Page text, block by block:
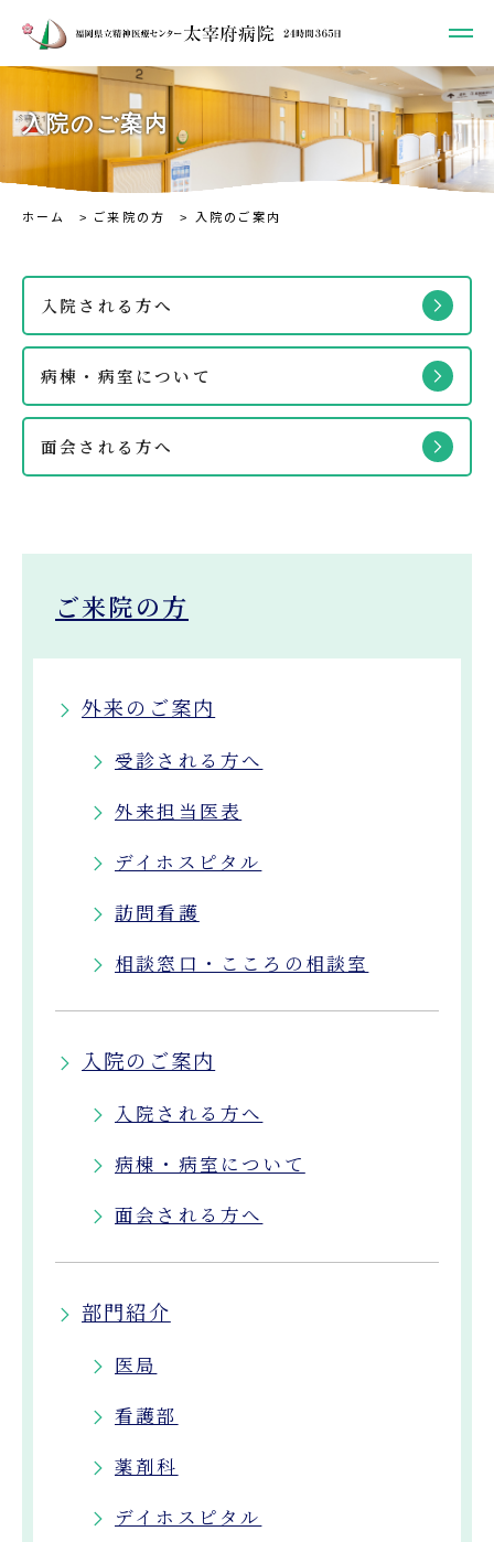
入院のご案内
ホーム ご来院の方 入院のご案内
入院される方へ
病棟・病室について
面会される方へ
ご来院の方
外来のご案内
受診される方へ
外来担当医表
デイホスピタル
訪問看護
相談窓口・こころの相談室
入院のご案内
入院される方へ
病棟・病室について
面会される方へ
部門紹介
医局
看護部
薬剤科
デイホスピタル